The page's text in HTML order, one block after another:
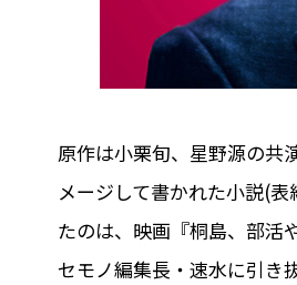
原作は小栗旬、星野源の共
メージして書かれた小説(
たのは、映画『桐島、部活
セモノ編集長・速水に引き